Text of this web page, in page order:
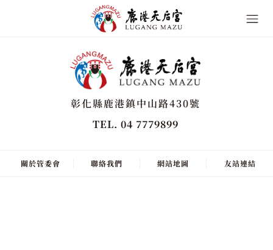
彰化縣鹿港鎮中山路430號
TEL. 04 7779899
關於管委會 聯絡我們 網站地圖 友站連結